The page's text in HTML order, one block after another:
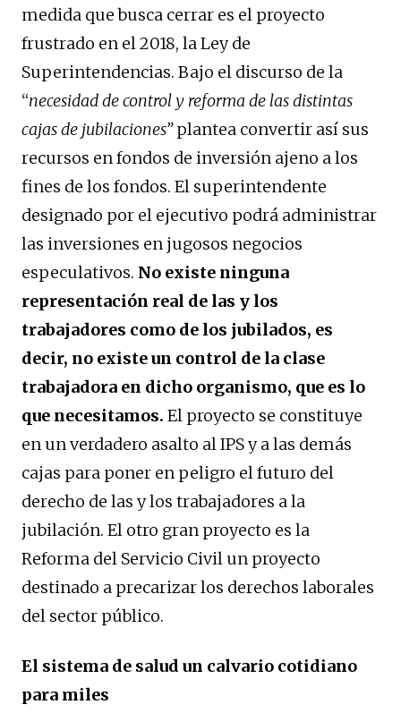
medida que busca cerrar es el proyecto
frustrado en el 2018, la Ley de
Superintendencias. Bajo el discurso de la
“necesidad de control y reforma de las distintas
cajas de jubilaciones”plantea convertir así sus
recursos en fondos de inversión ajeno a los
fines de los fondos. El superintendente
designado por el ejecutivo podrá administrar
las inversiones en jugosos negocios
especulativos. No existe ninguna
representación real de las y los
trabajadores como de los jubilados, es
decir, no existe un control de la clase
trabajadora en dicho organismo, que es lo
que necesitamos. El proyecto se constituye
en un verdadero asalto al IPS y a las demás
cajas para poner en peligro el futuro del
derecho de las y los trabajadores a la
jubilación. El otro gran proyecto es la
Reforma del Servicio Civil un proyecto
destinado a precarizar los derechos laborales
del sector público.
El sistema de salud un calvario cotidiano
para miles